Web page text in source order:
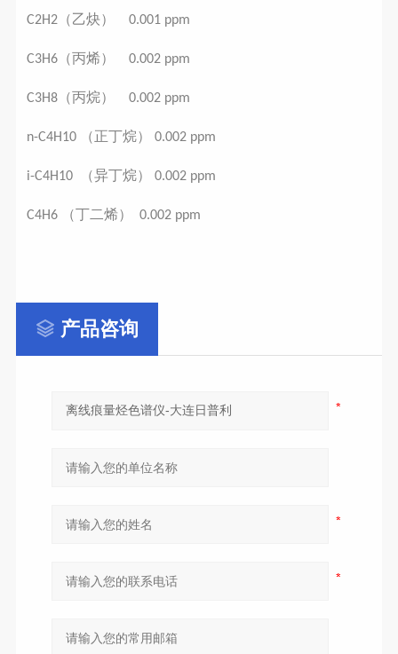
C2H2 （乙炔） 0.001 ppm
C3H6 （丙烯） 0.002 ppm
C3H8 （丙烷） 0.002 ppm
n-C4H10 （正丁烷） 0.002 ppm
i-C4H10 （异丁烷） 0.002 ppm
C4H6 （丁二烯） 0.002 ppm
产品咨询